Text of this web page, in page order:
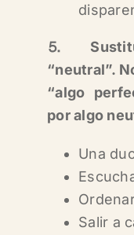
⒌
“neutral”.
“algo
por algo
Una
Salir a